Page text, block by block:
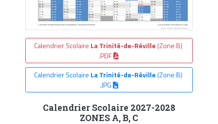
Calendrier Scolaire La Trinité-de-Réville (Zone B)
.PDF
Calendrier Scolaire La Trinité-de-Réville(Zone B)
.JPG
Calendrier Scolaire 2027-2028
ZONES A, B, C